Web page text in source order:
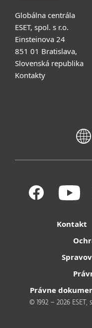
Globálna centrála
ESET, spol. s r.o.
Einsteinova 24
851 01 Bratislava,
Slovenská republika
Kontakty
Kontakt
Právne
© 1992 – 2026